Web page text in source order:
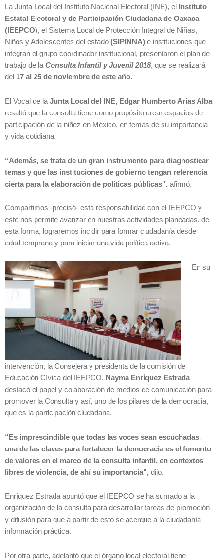
La Junta Local del Instituto Nacional Electoral (INE), el
Instituto
Estatal Electoral y de Participación Ciudadana de Oaxaca
(IEEPCO), el Sistema Local de Protección Integral de Niñas,
Niños y Adolescentes del estado (SIPINNA) e instituciones que
integran el grupo coordinador institucional, presentaron el plan de
trabajo de laConsulta Infantil y Juvenil 2018, que se realizará
del 17 al 25 de noviembre de este año.
El Vocal de la Junta Local del INE, Edgar Humberto Arias Alba
resaltó que la consulta tiene como propósito crear espacios de
participación de la niñez en México, en temas de su importancia
y vida cotidiana.
“Además, se trata de un gran instrumento para diagnosticar
temas y que las instituciones de gobierno tengan referencia
cierta para la elaboración de políticas públicas”, afirmó.
Compartimos -precisó- esta responsabilidad con el IEEPCO y
esto nos permite avanzar en nuestras actividades planeadas, de
esta forma, lograremos incidir para formar ciudadanía desde
edad temprana y para iniciar una vida política activa.
En su
intervención, la Consejera y presidenta de la comisión de
Educación Cívica del IEEPCO, Nayma Enríquez Estrada
destacó el papel y colaboración de medios de comunicación para
promover la Consulta y así, uno de los pilares de la democracia,
que es la participación ciudadana.
“Es imprescindible que todas las voces sean escuchadas,
una de las claves para fortalecer la democracia es el fomento
de valores en el marco de la consulta infantil, en contextos
libres de violencia, de ahí su importancia”, dijo.
Enríquez Estrada apuntó que el IEEPCO se ha sumado a la
organización de la consulta para desarrollar tareas de promoción
y difusión para que a partir de esto se acerque a la ciudadanía
información práctica.
Por otra parte, adelantó que el órgano local electoral tiene